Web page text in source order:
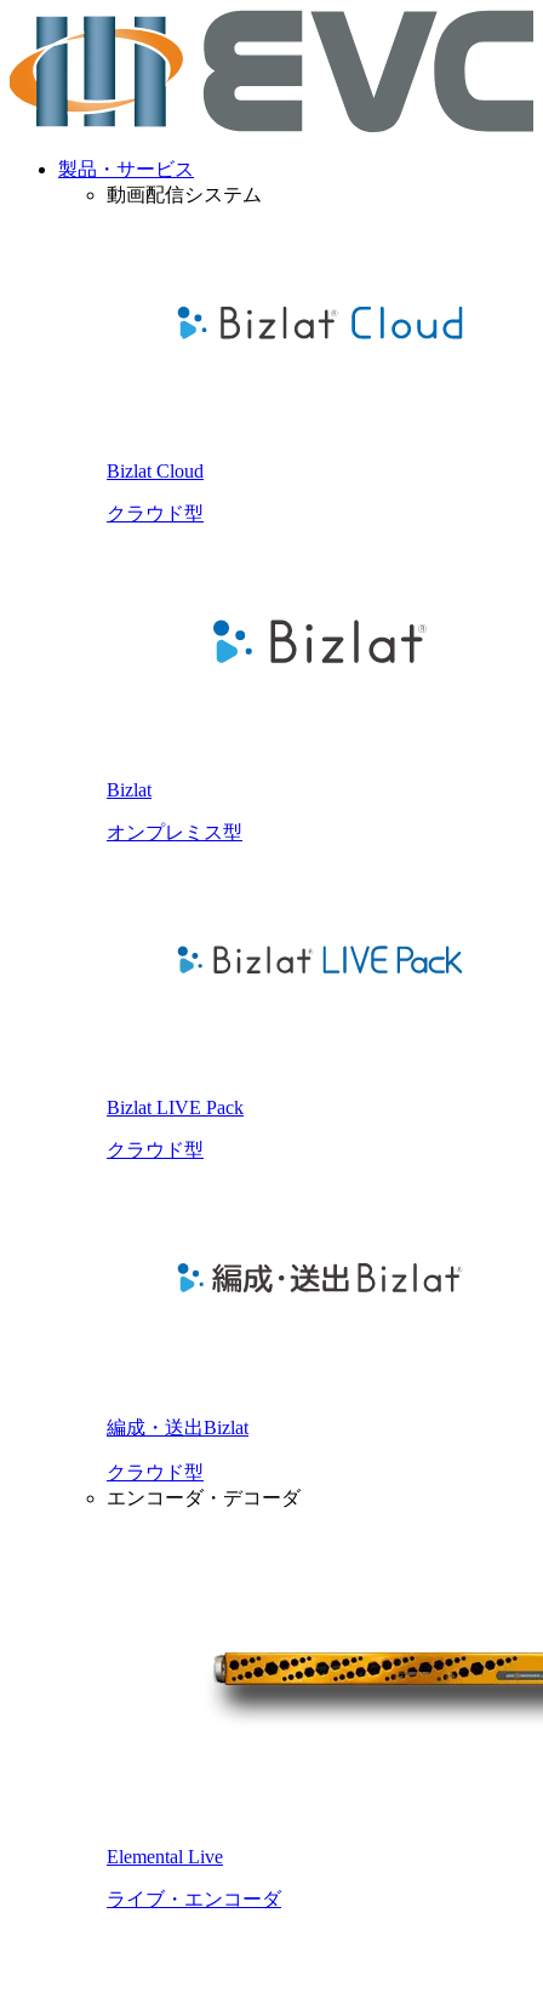
製品・サービス
動画配信システム
Bizlat Cloud
クラウド型
Bizlat
オンプレミス型
Bizlat LIVE Pack
クラウド型
編成・送出Bizlat
クラウド型
エンコーダ・デコーダ
Elemental Live
ライブ・エンコーダ